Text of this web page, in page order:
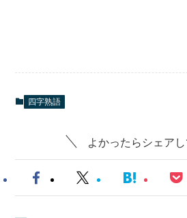
四字熟語
よかったらシェアし